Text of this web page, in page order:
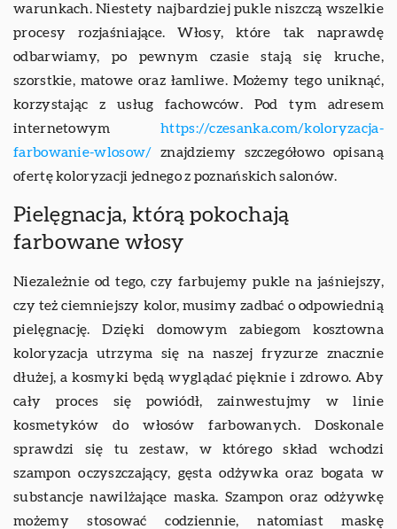
warunkach. Niestety najbardziej pukle niszczą wszelkie
procesy rozjaśniające. Włosy, które tak naprawdę
odbarwiamy, po pewnym czasie stają się kruche,
szorstkie, matowe oraz łamliwe. Możemy tego uniknąć,
korzystając z usług fachowców. Pod tym adresem
internetowymhttps://czesanka.com/koloryzacja-
farbowanie-wlosow/ znajdziemy szczegółowo opisaną
ofertę koloryzacji jednego z poznańskich salonów.
Pielęgnacja, którą pokochają
farbowane włosy
Niezależnie od tego, czy farbujemy pukle na jaśniejszy,
czy też ciemniejszy kolor, musimy zadbać o odpowiednią
pielęgnację. Dzięki domowym zabiegom kosztowna
koloryzacja utrzyma się na naszej fryzurze znacznie
dłużej, a kosmyki będą wyglądać pięknie i zdrowo. Aby
cały proces się powiódł, zainwestujmy w linie
kosmetyków do włosów farbowanych. Doskonale
sprawdzi się tu zestaw, w którego skład wchodzi
szampon oczyszczający, gęsta odżywka oraz bogata w
substancje nawilżające maska. Szampon oraz odżywkę
możemy stosować codziennie, natomiast maskę